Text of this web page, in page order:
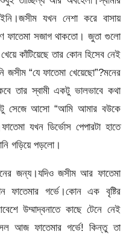
যখন নেশা করে বাসায়
ফাতেমা সজাগ থাকতো। জুতা গুলো
কাঁটিয়েছে তার কোন হিসেব নেই
জসীম “যে ফাতেমা খেয়েছো”?মনের
তার স্বামী একটু ভালভাবে কথা
সেজে আসো “আমি আমার বউকে
যখন ডির্ভোস পেপারটা হাতে
গড়িয়ে পড়লো।
জন্য।যদিও জসীম আর ফাতেমা
ফাতেমার গর্ভে।কোন এক বৃষ্টির
উম্মাদ্বনাতে কাছে টেনে নেই
আজ ফাতেমার গর্ভে! কিন্তু তা